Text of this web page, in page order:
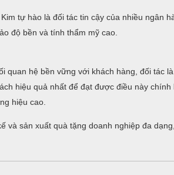
tự hào là đối tác tin cậy của nhiều ngân
độ bền và tính thẩm mỹ cao.
quan hệ bền vững với khách hàng, đối tác
hiệu quả nhất để đạt được điều này chính
hiệu cao.
và sản xuất quà tặng doanh nghiệp đa